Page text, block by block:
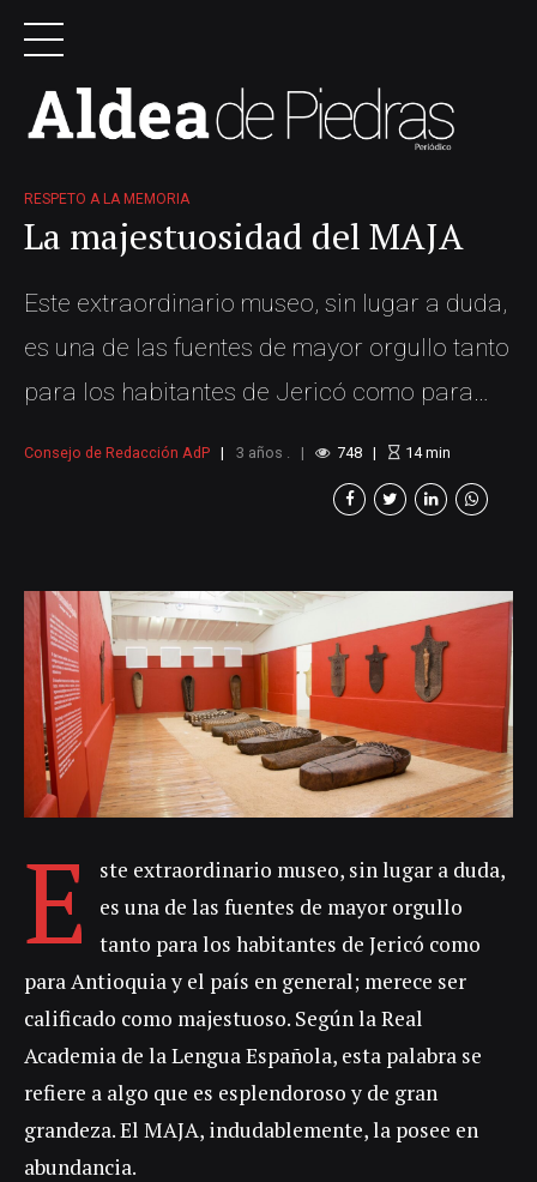
RESPETO A LA MEMORIA
La majestuosidad del MAJA
Este extraordinario museo, sin lugar a duda,
es una de las fuentes de mayor orgullo tanto
para los habitantes de Jericó como para
calificado como majestuoso. Según la Real
Academia de la Lengua Española, esta
esplendoroso y de gran grandeza. El MAJA,
indudablemente, la posee en abundancia.
Andy Warhol (1928-1987), la prueba reina
De este artista estadounidense nacido en
Pittsburgh...
Consejo de Redacción AdP 3 años . 748 14min
E
ste extraordinario museo, sin lugar a duda,
es una de las fuentes de mayor orgullo
tanto para los habitantes de Jericó como
para Antioquia y el país en general; merece ser
calificado como majestuoso. Según la Real
Academia de la Lengua Española, esta palabra se
refiere a algo que es esplendoroso y de gran
grandeza. El MAJA, indudablemente, la posee en
abundancia.